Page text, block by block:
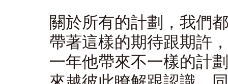
關於所有的計劃，我們
帶著這樣的期待跟期許
一年他帶來不一樣的計